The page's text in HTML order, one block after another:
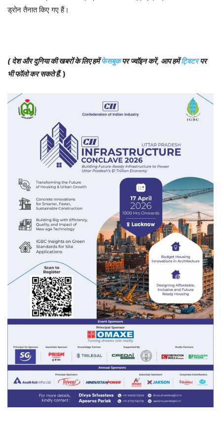
ड्रोन तैनात किए गए हैं।
(देश और दुनिया की खबरों के लिए हमेंफेसबुकपर ज्वॉइन करें, आप हमेंट्विटर पर
भी फॉलो कर सकते हैं.)